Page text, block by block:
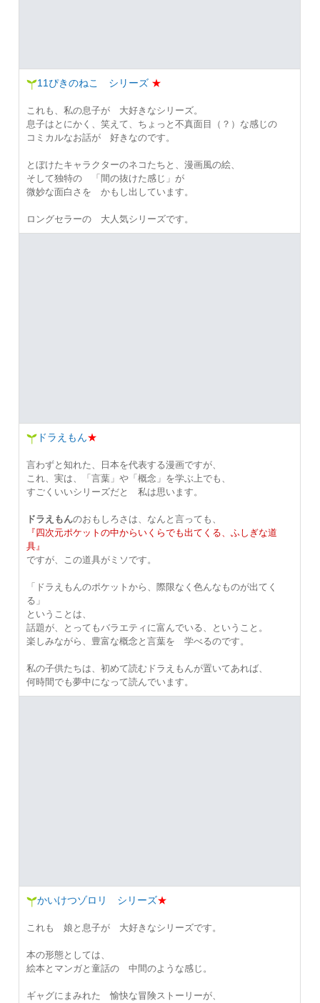
11ぴきのねこ シリーズ ★
これも、私の息子が 大好きなシリーズ。
息子はとにかく、笑えて、ちょっと不真面目（？）な感じの
コミカルなお話が 好きなのです。
とぼけたキャラクターのネコたちと、漫画風の絵、
そして独特の 「間の抜けた感じ」が
微妙な面白さを かもし出しています。
ロングセラーの 大人気シリーズです。
ドラえもん★
言わずと知れた、日本を代表する漫画ですが、
これ、実は、「言葉」や「概念」を学ぶ上でも、
すごくいいシリーズだと 私は思います。
ドラえもんのおもしろさは、なんと言っても、
『四次元ポケットの中からいくらでも出てくる、ふしぎな道
具』
ですが、この道具がミソです。
「ドラえもんのポケットから、際限なく色んなものが出てく
る」
ということは、
話題が、とってもバラエティに富んでいる、ということ。
楽しみながら、豊富な概念と言葉を 学べるのです。
私の子供たちは、初めて読むドラえもんが置いてあれば、
何時間でも夢中になって読んでいます。
かいけつゾロリ シリーズ★
これも 娘と息子が 大好きなシリーズです。
本の形態としては、
絵本とマンガと童話の 中間のような感じ。
ギャグにまみれた 愉快な冒険ストーリーが、